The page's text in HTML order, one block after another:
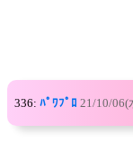
336: ﾊﾟﾜﾌﾟﾛ 21/10/06(